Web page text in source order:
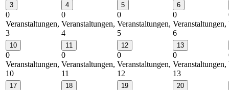
3
0
Veranstaltungen,
3
4
0
Veranstaltungen,
4
5
0
Veranstaltungen,
5
6
0
Veranstaltungen,
6
10
0
Veranstaltungen,
10
11
0
Veranstaltungen,
11
12
0
Veranstaltungen,
12
13
0
Veranstaltungen,
13
17 18 19 20